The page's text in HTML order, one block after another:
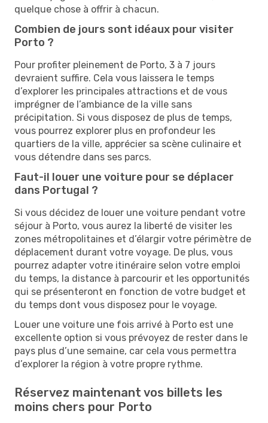
quelque chose à offrir à chacun.
Combien de jours sont idéaux pour visiter
Porto ?
Pour profiter pleinement de Porto, 3 à 7 jours
devraient suffire. Cela vous laissera le temps
d’explorer les principales attractions et de vous
imprégner de l’ambiance de la ville sans
précipitation. Si vous disposez de plus de temps,
vous pourrez explorer plus en profondeur les
quartiers de la ville, apprécier sa scène culinaire et
vous détendre dans ses parcs.
Faut-il louer une voiture pour se déplacer
dans Portugal ?
Si vous décidez de louer une voiture pendant votre
séjour à Porto, vous aurez la liberté de visiter les
zones métropolitaines et d’élargir votre périmètre de
déplacement durant votre voyage. De plus, vous
pourrez adapter votre itinéraire selon votre emploi
du temps, la distance à parcourir et les opportunités
qui se présenteront en fonction de votre budget et
du temps dont vous disposez pour le voyage.
Louer une voiture une fois arrivé à Porto est une
excellente option si vous prévoyez de rester dans le
pays plus d’une semaine, car cela vous permettra
d’explorer la région à votre propre rythme.
Réservez maintenant vos billets les
moins chers pour Porto